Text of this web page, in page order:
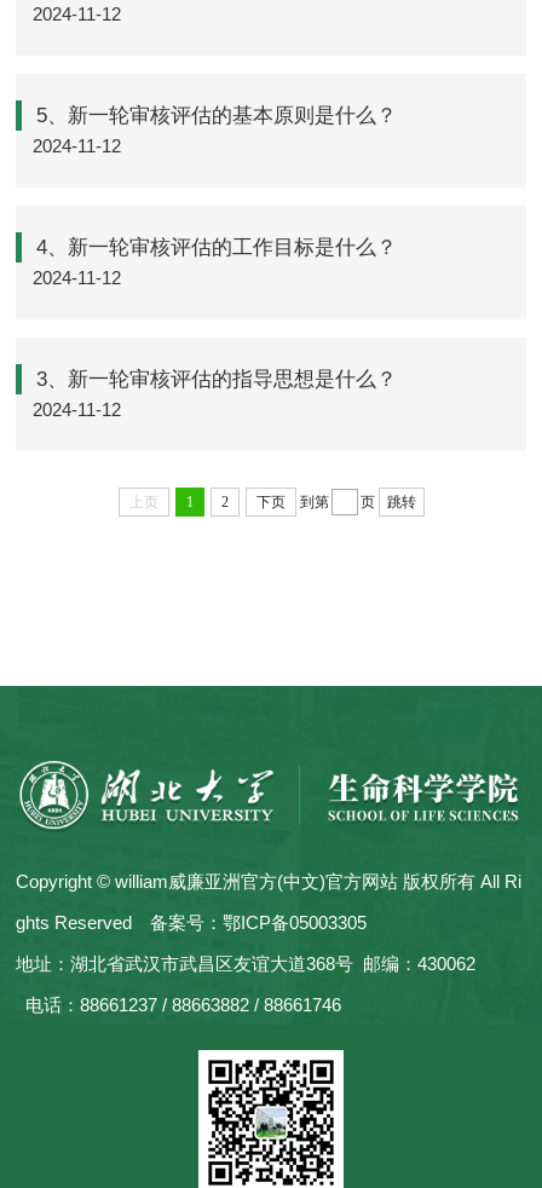
2024-11-12
5、新一轮审核评估的基本原则是什么？
2024-11-12
4、新一轮审核评估的工作目标是什么？
2024-11-12
3、新一轮审核评估的指导思想是什么？
2024-11-12
上页 1 2 下页 到第 页 跳转
Copyright © william威廉亚洲官方(中文)官方网站 版权所有 All Ri
ghts Reserved备案号：鄂ICP备05003305
地址：湖北省武汉市武昌区友谊大道368号 邮编：430062
电话：88661237 / 88663882 / 88661746